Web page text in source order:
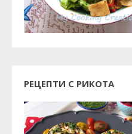
РЕЦЕПТИ С РИКОТА